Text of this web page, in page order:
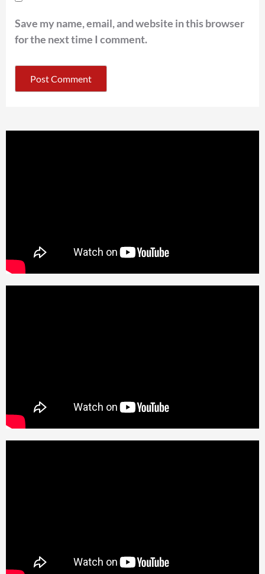
Save my name, email, and website in this browser
for the next time I comment.